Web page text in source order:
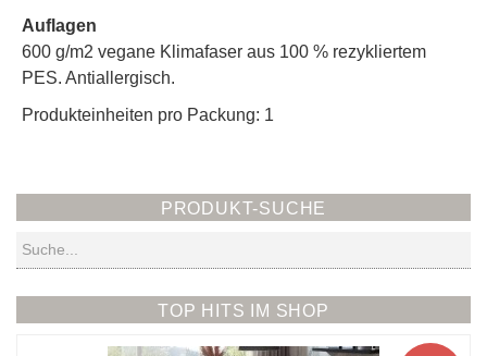
Auflagen
600 g/m2 vegane Klimafaser aus 100 % rezykliertem
PES. Antiallergisch.
Produkteinheiten pro Packung: 1
PRODUKT-SUCHE
Suchen
TOP HITS IM SHOP